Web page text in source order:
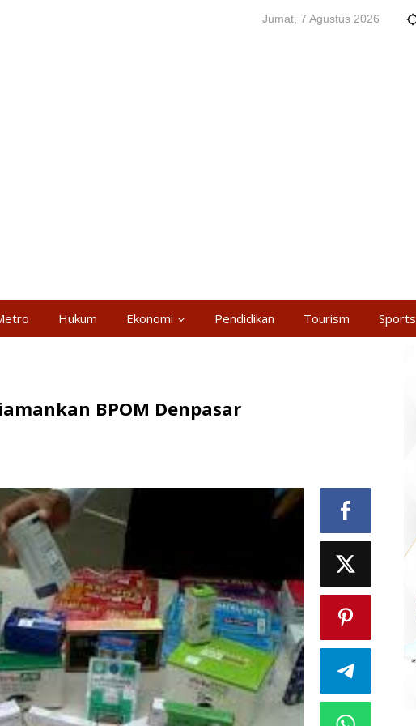
Jumat, 7 Agustus 2026
Hukum Ekonomi Pendidikan Tourism Sports
BPOM Denpasar